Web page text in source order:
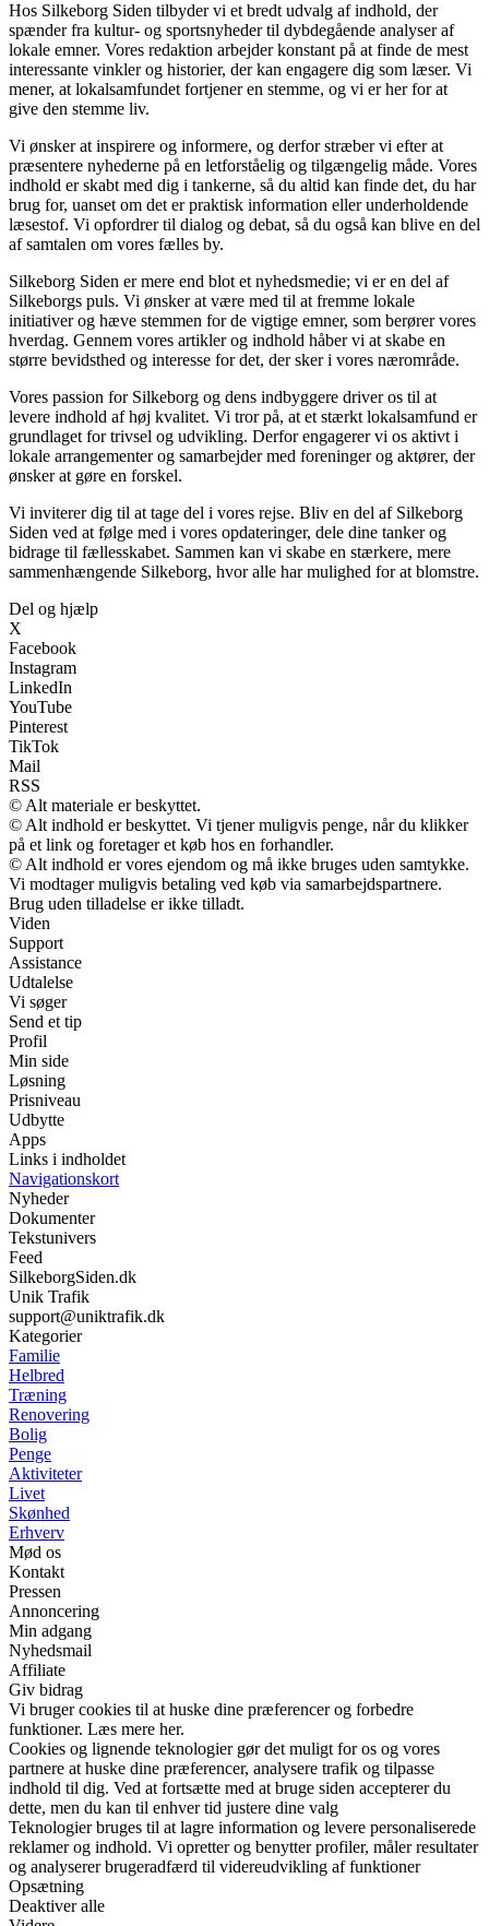
Hos Silkeborg Siden tilbyder vi et bredt udvalg af indhold, der
spænder fra kultur- og sportsnyheder til dybdegående analyser af
lokale emner. Vores redaktion arbejder konstant på at finde de mest
interessante vinkler og historier, der kan engagere dig som læser. Vi
mener, at lokalsamfundet fortjener en stemme, og vi er her for at
give den stemme liv.
Vi ønsker at inspirere og informere, og derfor stræber vi efter at
præsentere nyhederne på en letforståelig og tilgængelig måde. Vores
indhold er skabt med dig i tankerne, så du altid kan finde det, du har
brug for, uanset om det er praktisk information eller underholdende
læsestof. Vi opfordrer til dialog og debat, så du også kan blive en del
af samtalen om vores fælles by.
Silkeborg Siden er mere end blot et nyhedsmedie; vi er en del af
Silkeborgs puls. Vi ønsker at være med til at fremme lokale
initiativer og hæve stemmen for de vigtige emner, som berører vores
hverdag. Gennem vores artikler og indhold håber vi at skabe en
større bevidsthed og interesse for det, der sker i vores nærområde.
Vores passion for Silkeborg og dens indbyggere driver os til at
levere indhold af høj kvalitet. Vi tror på, at et stærkt lokalsamfund er
grundlaget for trivsel og udvikling. Derfor engagerer vi os aktivt i
lokale arrangementer og samarbejder med foreninger og aktører, der
ønsker at gøre en forskel.
Vi inviterer dig til at tage del i vores rejse. Bliv en del af Silkeborg
Siden ved at følge med i vores opdateringer, dele dine tanker og
bidrage til fællesskabet. Sammen kan vi skabe en stærkere, mere
sammenhængende Silkeborg, hvor alle har mulighed for at blomstre.
Del og hjælp
X
Facebook
Instagram
LinkedIn
YouTube
Pinterest
TikTok
Mail
RSS
© Alt materiale er beskyttet.
© Alt indhold er beskyttet. Vi tjener muligvis penge, når du klikker
på et link og foretager et køb hos en forhandler.
© Alt indhold er vores ejendom og må ikke bruges uden samtykke.
Vi modtager muligvis betaling ved køb via samarbejdspartnere.
Brug uden tilladelse er ikke tilladt.
Viden
Support
Assistance
Udtalelse
Vi søger
Send et tip
Profil
Min side
Løsning
Prisniveau
Udbytte
Apps
Links i indholdet
Navigationskort
Nyheder
Dokumenter
Tekstunivers
Feed
SilkeborgSiden.dk
Unik Trafik
support@uniktrafik.dk
Kategorier
Familie
Helbred
Træning
Renovering
Bolig
Penge
Aktiviteter
Livet
Skønhed
Erhverv
Mød os
Kontakt
Pressen
Annoncering
Min adgang
Nyhedsmail
Affiliate
Giv bidrag
Vi bruger cookies til at huske dine præferencer og forbedre
funktioner. Læs mere her.
Cookies og lignende teknologier gør det muligt for os og vores
partnere at huske dine præferencer, analysere trafik og tilpasse
indhold til dig. Ved at fortsætte med at bruge siden accepterer du
dette, men du kan til enhver tid justere dine valg
Teknologier bruges til at lagre information og levere personaliserede
reklamer og indhold. Vi opretter og benytter profiler, måler resultater
og analyserer brugeradfærd til videreudvikling af funktioner
Opsætning
Deaktiver alle